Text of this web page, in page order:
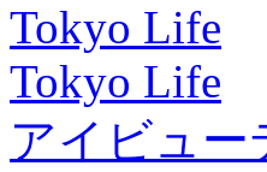
Tokyo Life
Tokyo Life
アイビュー